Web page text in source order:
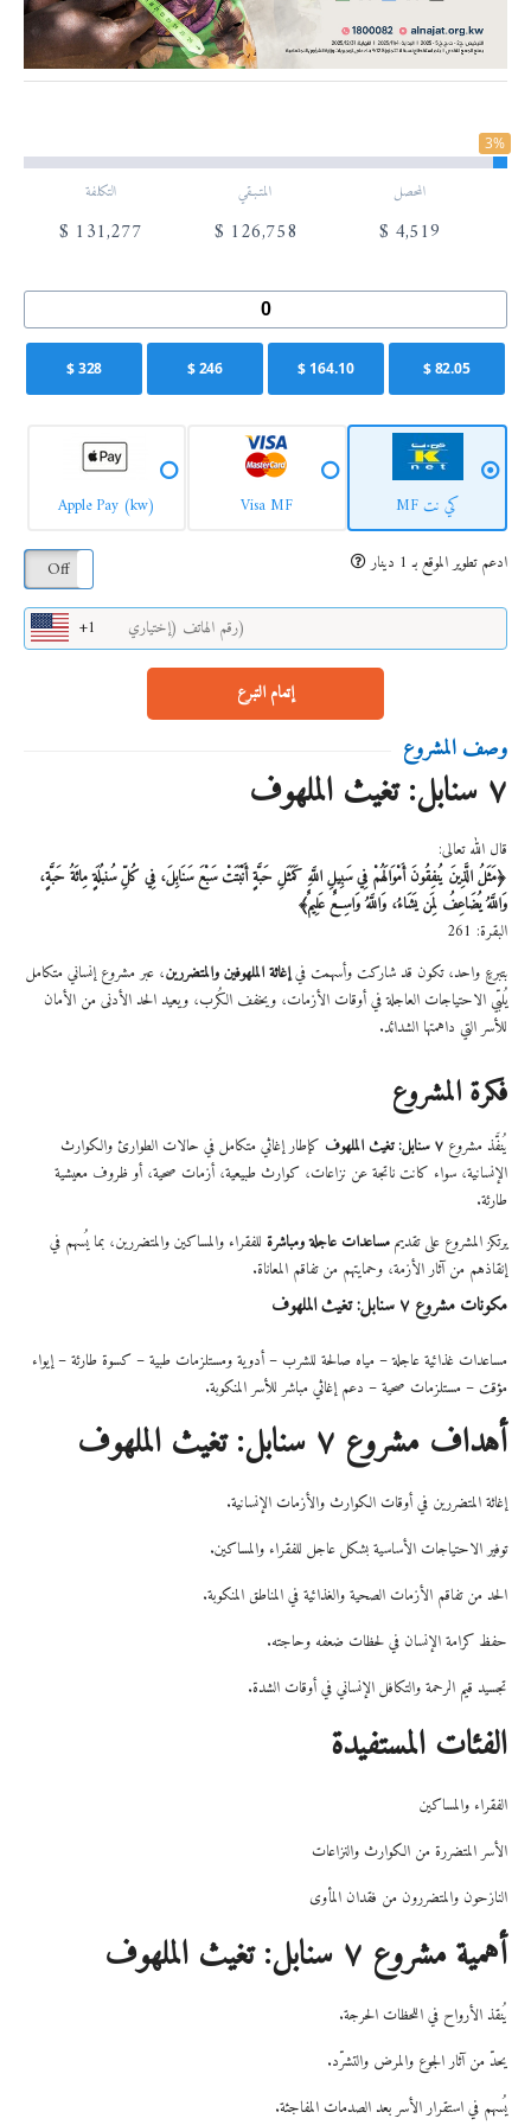
3%
التكلفة
131,277
$
المتـبـقي
126,758
$
المحصل
4,519
$
82.05
$
164.10
$
246
$
328
$
كي نت MF Visa MF
Apple Pay (kw)
ادعم تطوير الموقع بـ 1 دينار Off
+1
إتمام التبرع
وصف المشروع
٧ سنابل: تغيث الملهوف
قال الله تعالى:
﴿مَثَلُ الَّذِينَ يُنفِقُونَ أَمْوَالَهُمْ فِي سَبِيلِ اللَّهِ كَمَثَلِ حَبَّةٍ أَنْبَتَتْ سَبْعَ سَنَابِلَ، فِي كُلِّ سُنبُلَةٍ مِائَةُ حَبَّةٍ،
وَاللَّهُ يُضَاعِفُ لِمَن يَشَاءُ، وَاللَّهُ وَاسِعٌ عَلِيمٌ﴾
البقرة: 261
بتبرعٍ واحد، تكون قد شاركت وأسهمت فيإغاثة الملهوفين والمتضررين، عبر مشروع إنساني متكامل
يُلبّي الاحتياجات العاجلة في أوقات الأزمات، ويخفف الكُرب، ويعيد الحد الأدنى من الأمان
للأسر التي داهمتها الشدائد.
فكرة المشروع
يُنفَّذ مشروع ٧ سنابل: تغيث الملهوف
كإطار إغاثي متكامل في حالات الطوارئ والكوارث
الإنسانية، سواء كانت ناتجة عن نزاعات، كوارث طبيعية، أزمات صحية، أو ظروف معيشية
طارئة.
يرتكز المشروع على تقديممساعدات عاجلة ومباشرة للفقراء والمساكين والمتضررين، بما يُسهم في
إنقاذهم من آثار الأزمة، وحمايتهم من تفاقم المعاناة.
مكونات مشروع ٧ سنابل: تغيث الملهوف
مساعدات غذائية عاجلة – مياه صالحة للشرب – أدوية ومستلزمات طبية – كسوة طارئة – إيواء
مؤقت – مستلزمات صحية – دعم إغاثي مباشر للأسر المنكوبة.
أهداف مشروع ٧ سنابل: تغيث الملهوف
إغاثة المتضررين في أوقات الكوارث والأزمات الإنسانية.
توفير الاحتياجات الأساسية بشكل عاجل للفقراء والمساكين.
الحد من تفاقم الأزمات الصحية والغذائية في المناطق المنكوبة.
حفظ كرامة الإنسان في لحظات ضعفه وحاجته.
تجسيد قيم الرحمة والتكافل الإنساني في أوقات الشدة.
الفئات المستفيدة
الفقراء والمساكين
الأسر المتضررة من الكوارث والنزاعات
النازحون والمتضررون من فقدان المأوى
أهمية مشروع ٧ سنابل: تغيث الملهوف
يُنقذ الأرواح في اللحظات الحرجة.
يحدّ من آثار الجوع والمرض والتشرّد.
يُسهم في استقرار الأسر بعد الصدمات المفاجئة.